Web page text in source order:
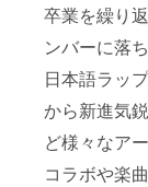
卒業を繰り
ンバーに落ち
日本語ラッ
から新進気
ど様々なア
コラボや楽